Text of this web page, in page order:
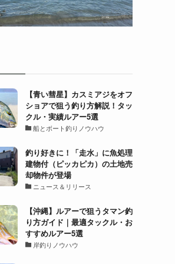
【青い彗星】カスミアジをオフ
ショアで狙う釣り方解説！タッ
クル・実績ルアー5選
船とボート釣りノウハウ
釣り好きに！「走水」に魚処理
建物付（ピッカピカ）の土地売
却物件が登場
ニュース＆リリース
【沖縄】ルアーで狙うタマン釣
り方ガイド｜最適タックル・お
すすめルアー5選
岸釣りノウハウ